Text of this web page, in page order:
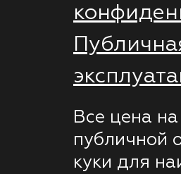
Все цена
публичной
куки для